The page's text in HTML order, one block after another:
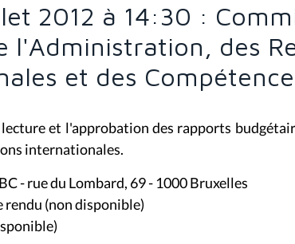
2012 à 14:30 :
l'Administration, des
et des
et l'approbation des rapports
internationales.
- rue du Lombard, 69 - 1000 Bruxelles
(non disponible)